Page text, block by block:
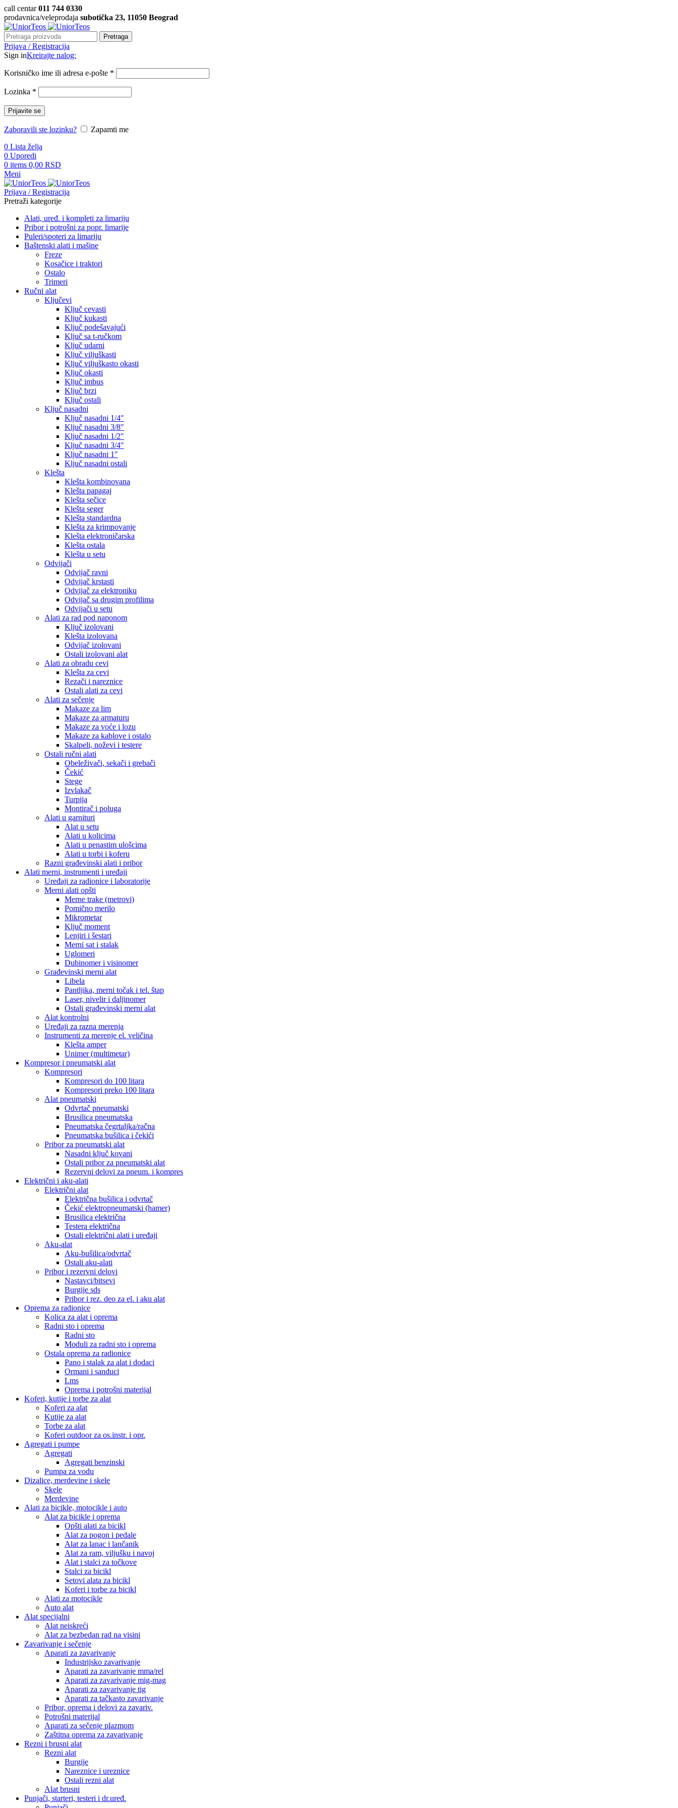
call centar011 744 0330
prodavnica/veleprodaja subotička 23, 11050 Beograd
Pretraga
Prijava / Registracija
Sign inKreirajte nalog:
Korisničko ime ili adresa e-pošte *
Lozinka *
Prijavite se
Zaboravili ste lozinku?
Zapamti me
0 Lista želja
0 Uporedi
0 items 0,00 RSD
Meni
Prijava / Registracija
Pretraži kategorije
Alati, uređ. i kompleti za limariju
Pribor i potrošni za popr. limarije
Puleri/spoteri za limariju
Baštenski alati i mašine
Freze
Kosačice i traktori
Ostalo
Trimeri
Ručni alat
Ključevi
Ključ cevasti
Ključ kukasti
Ključ podešavajući
Ključ sa t-ručkom
Ključ udarni
Ključ viljuškasti
Ključ viljuškasto okasti
Ključ okasti
Ključ imbus
Ključ brzi
Ključ ostali
Ključ nasadni
Ključ nasadni 1/4″
Ključ nasadni 3/8″
Ključ nasadni 1/2″
Ključ nasadni 3/4″
Ključ nasadni 1″
Ključ nasadni ostali
Klešta
Klešta kombinovana
Klešta papagaj
Klešta sečice
Klešta seger
Klešta standardna
Klešta za krimpovanje
Klešta elektroničarska
Klešta ostala
Klešta u setu
Odvijači
Odvijač ravni
Odvijač krstasti
Odvijač za elektroniku
Odvijač sa drugim profilima
Odvijači u setu
Alati za rad pod naponom
Ključ izolovani
Klešta izolovana
Odvijač izolovani
Ostali izolovani alat
Alati za obradu cevi
Klešta za cevi
Rezači i nareznice
Ostali alati za cevi
Alati za sečenje
Makaze za lim
Makaze za armaturu
Makaze za voće i lozu
Makaze za kablove i ostalo
Skalpeli, noževi i testere
Ostali ručni alati
Obeleživači, sekači i grebači
Čekić
Stege
Izvlakač
Turpija
Montirač i poluga
Alati u garnituri
Alat u setu
Alati u kolicima
Alati u penastim ulošcima
Alati u torbi i koferu
Razni građevinski alati i pribor
Alati merni, instrumenti i uređaji
Uređaji za radionice i laboratorije
Merni alati opšti
Merne trake (metrovi)
Pomično merilo
Mikrometar
Ključ moment
Lenjiri i šestari
Merni sat i stalak
Uglomeri
Dubinomer i visinomer
Građevinski merni alat
Libela
Pantljika, merni točak i tel. štap
Laser, nivelir i daljinomer
Ostali građevinski merni alat
Alat kontrolni
Uređaji za razna merenja
Instrumenti za merenje el. veličina
Klešta amper
Unimer (multimetar)
Kompresor i pneumatski alat
Kompresori
Kompresori do 100 litara
Kompresori preko 100 litara
Alat pneumatski
Odvrtač pneumatski
Brusilica pneumatska
Pneumatska čegrtaljka/račna
Pneumatska bušilica i čekići
Pribor za pneumatski alat
Nasadni ključ kovani
Ostali pribor za pneumatski alat
Rezervni delovi za pneum. i kompres
Električni i aku-alati
Električni alat
Električna bušilica i odvrtač
Čekić elektropneumatski (hamer)
Brusilica električna
Testera električna
Ostali električni alati i uređaji
Aku-alat
Aku-bušilica/odvrtač
Ostali aku-alati
Pribor i rezervni delovi
Nastavci/bitsevi
Burgije sds
Pribor i rez. deo za el. i aku alat
Oprema za radionice
Kolica za alat i oprema
Radni sto i oprema
Radni sto
Moduli za radni sto i oprema
Ostala oprema za radionice
Pano i stalak za alat i dodaci
Ormani i sanduci
Lms
Oprema i potrošni materijal
Koferi, kutije i torbe za alat
Koferi za alat
Kutije za alat
Torbe za alat
Koferi outdoor za os.instr. i opr.
Agregati i pumpe
Agregati
Agregati benzinski
Pumpa za vodu
Dizalice, merdevine i skele
Skele
Merdevine
Alati za bicikle, motocikle i auto
Alat za bicikle i oprema
Opšti alati za bicikl
Alat za pogon i pedale
Alat za lanac i lančanik
Alat za ram, viljušku i navoj
Alat i stalci za točkove
Stalci za bicikl
Setovi alata za bicikl
Koferi i torbe za bicikl
Alati za motocikle
Auto alat
Alat specijalni
Alat neiskreći
Alat za bezbedan rad na visini
Zavarivanje i sečenje
Aparati za zavarivanje
Industrijsko zavarivanje
Aparati za zavarivanje mma/rel
Aparati za zavarivanje mig-mag
Aparati za zavarivanje tig
Aparati za tačkasto zavarivanje
Pribor, oprema i delovi za zavariv.
Potrošni materijal
Aparati za sečenje plazmom
Zaštitna oprema za zavarivanje
Rezni i brusni alat
Rezni alat
Burgije
Nareznice i ureznice
Ostali rezni alat
Alat brusni
Punjači, starteri, testeri i dr.uređ.